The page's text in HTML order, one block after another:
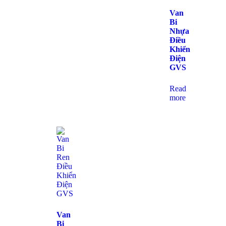
Van
Bi
Nhựa
Điều
Khiển
Điện
GVS
Read
more
Van
Bi